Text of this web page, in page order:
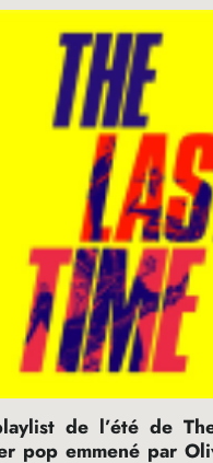
de l’été de
pop emmené par